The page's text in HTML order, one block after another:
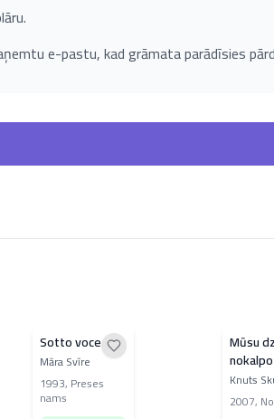
e-pastu, kad grāmata parādīsies
Sotto voce
Māra Svīre
1993, Preses
nams
Mūsu
Knuts
2007,